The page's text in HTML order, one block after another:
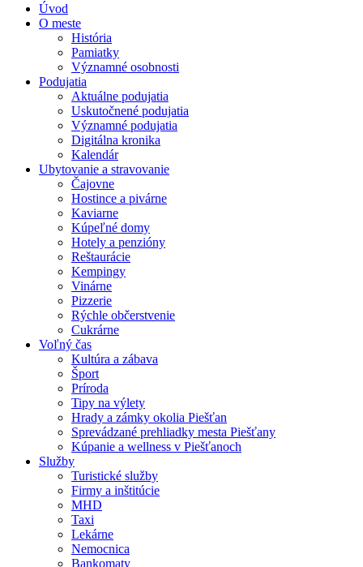
Úvod
O meste
História
Pamiatky
Významné osobnosti
Podujatia
Aktuálne podujatia
Uskutočnené podujatia
Významné podujatia
Digitálna kronika
Kalendár
Ubytovanie a stravovanie
Čajovne
Hostince a pivárne
Kaviarne
Kúpeľné domy
Hotely a penzióny
Reštaurácie
Kempingy
Vinárne
Pizzerie
Rýchle občerstvenie
Cukrárne
Voľný čas
Kultúra a zábava
Šport
Príroda
Tipy na výlety
Hrady a zámky okolia Piešťan
Sprevádzané prehliadky mesta Piešťany
Kúpanie a wellness v Piešťanoch
Služby
Turistické služby
Firmy a inštitúcie
MHD
Taxi
Lekárne
Nemocnica
Bankomaty